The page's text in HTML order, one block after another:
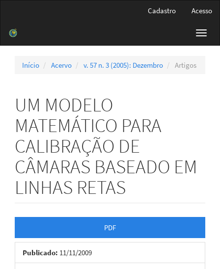
Barra
Cadastro Acesso
Início Acervo v. 57 n. 3 (2005): Dezembro Artigos
UM MODELO
MATEMÁTICO PARA
CALIBRAÇÃO DE
CÂMARAS BASEADO EM
LINHAS RETAS
lateral
de
PDF
Publicado: 11/11/2009